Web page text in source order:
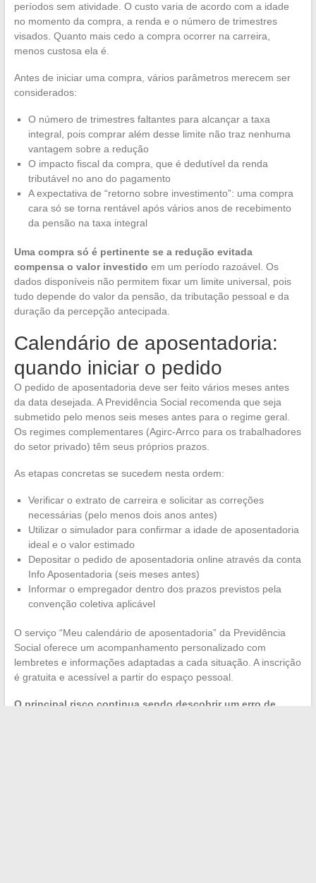
períodos sem atividade. O custo varia de acordo com a idade
no momento da compra, a renda e o número de trimestres
visados. Quanto mais cedo a compra ocorrer na carreira,
menos custosa ela é.
Antes de iniciar uma compra, vários parâmetros merecem ser
considerados:
O número de trimestres faltantes para alcançar a taxa
integral, pois comprar além desse limite não traz nenhuma
vantagem sobre a redução
O impacto fiscal da compra, que é dedutível da renda
tributável no ano do pagamento
A expectativa de “retorno sobre investimento”: uma compra
cara só se torna rentável após vários anos de recebimento
da pensão na taxa integral
Uma compra só é pertinente se a redução evitada
compensa o valor investido em um período razoável. Os
dados disponíveis não permitem fixar um limite universal, pois
tudo depende do valor da pensão, da tributação pessoal e da
duração da percepção antecipada.
Calendário de aposentadoria:
quando iniciar o pedido
O pedido de aposentadoria deve ser feito vários meses antes
da data desejada. A Previdência Social recomenda que seja
submetido pelo menos seis meses antes para o regime geral.
Os regimes complementares (Agirc-Arrco para os trabalhadores
do setor privado) têm seus próprios prazos.
As etapas concretas se sucedem nesta ordem:
Verificar o extrato de carreira e solicitar as correções
necessárias (pelo menos dois anos antes)
Utilizar o simulador para confirmar a idade de aposentadoria
ideal e o valor estimado
Depositar o pedido de aposentadoria online através da conta
Info Aposentadoria (seis meses antes)
Informar o empregador dentro dos prazos previstos pela
convenção coletiva aplicável
O serviço “Meu calendário de aposentadoria” da Previdência
Social oferece um acompanhamento personalizado com
lembretes e informações adaptadas a cada situação. A inscrição
é gratuita e acessível a partir do espaço pessoal.
O principal risco continua sendo descobrir um erro de